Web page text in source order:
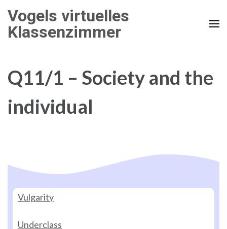
Inhalt
springen
Vogels virtuelles
Klassenzimmer
Q11/1 – Society and the
individual
Vulgarity
Underclass